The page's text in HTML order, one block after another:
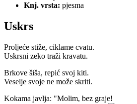
Knj. vrsta: pjesma
Uskrs
Proljeće stiže, ciklame cvatu.
Uskrsni zeko traži kravatu.
Brkove šiša, repić svoj kiti.
Veselje svoje ne može skriti.
Kokama javlja: "Molim, bez graje!